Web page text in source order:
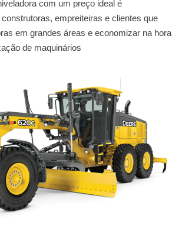
com um preço ideal é
empreiteiras e clientes que
em grandes áreas e economizar na hora
de maquinários